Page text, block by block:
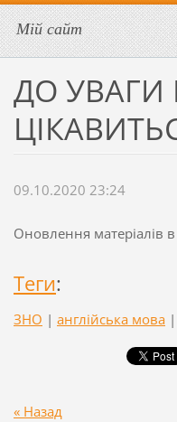
Мій сайт
ДО УВАГИ
09.10.2020 23:24
Оновлення матеріалів в
Теги:
ЗНО | англійська мова |
« Назад